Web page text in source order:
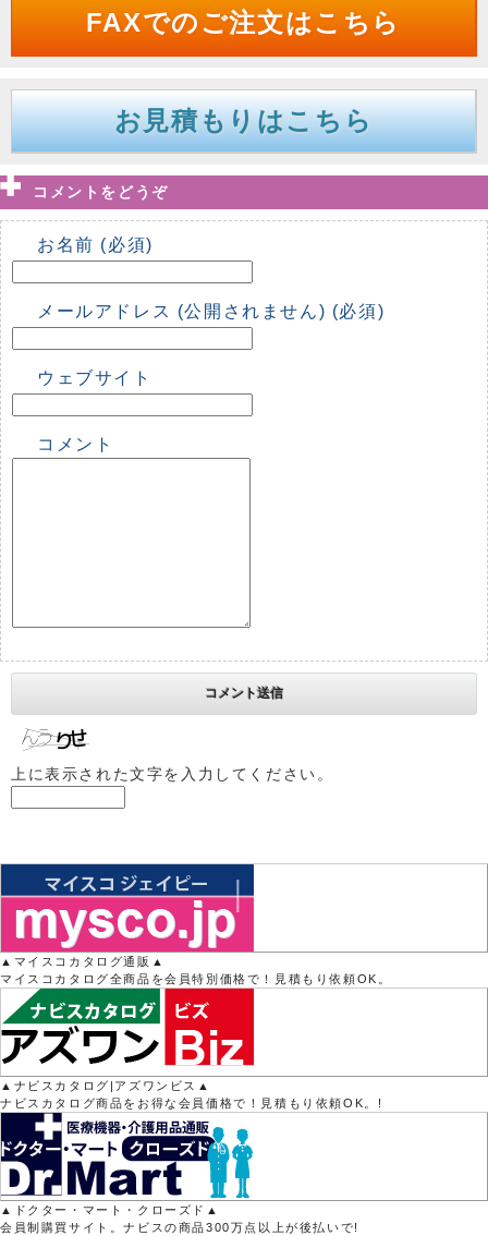
FAXでのご注文はこちら
お見積もりはこちら
コメントをどうぞ
お名前 (必須)
メールアドレス (公開されません) (必須)
ウェブサイト
コメント
上に表示された文字を入力してください。
▲マイスコカタログ通販▲
マイスコカタログ全商品を会員特別価格で！見積もり依頼OK。
▲ナビスカタログ|アズワンビス▲
ナビスカタログ商品をお得な会員価格で！見積もり依頼OK。!
▲ドクター・マート・クローズド▲
会員制購買サイト。ナビスの商品300万点以上が後払いで!